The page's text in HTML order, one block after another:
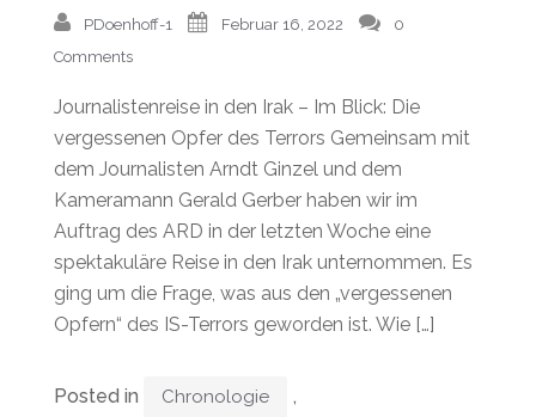
PDoenhoff-1 Februar 16, 2022
0
Comments
Journalistenreise in den Irak – Im Blick: Die
vergessenen Opfer des Terrors Gemeinsam mit
dem Journalisten Arndt Ginzel und dem
Kameramann Gerald Gerber haben wir im
Auftrag des ARD in der letzten Woche eine
spektakuläre Reise in den Irak unternommen. Es
ging um die Frage, was aus den „vergessenen
Opfern“ des IS-Terrors geworden ist. Wie […]
Posted in Chronologie ,